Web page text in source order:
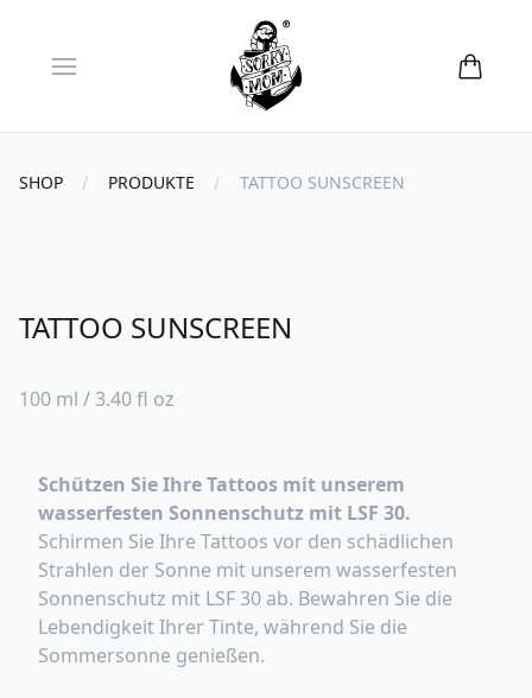
Open menu
SHOP PRODUKTE TATTOO SUNSCREEN
TATTOO SUNSCREEN
Reviews
100 ml / 3.40 fl oz
Schützen Sie Ihre Tattoos mit unserem
wasserfesten Sonnenschutz mit LSF 30.
Schirmen Sie Ihre Tattoos vor den schädlichen
Strahlen der Sonne mit unserem wasserfesten
Sonnenschutz mit LSF 30 ab. Bewahren Sie die
Lebendigkeit Ihrer Tinte, während Sie die
Sommersonne genießen.